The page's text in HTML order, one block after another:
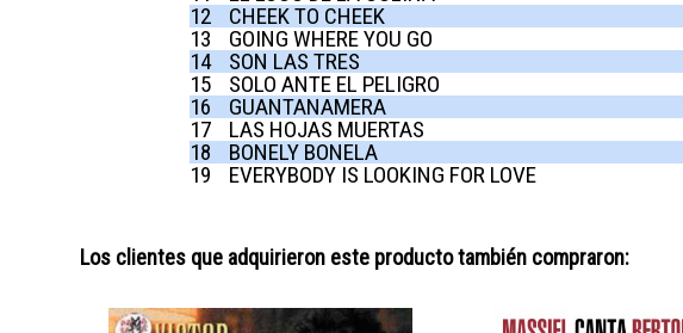
12
CHEEK TO CHEEK
13
GOING WHERE YOU GO
14
SON LAS TRES
15
SOLO ANTE EL PELIGRO
16
GUANTANAMERA
17
LAS HOJAS MUERTAS
18
BONELY BONELA
19
EVERYBODY IS LOOKING FOR LOVE
Los clientes que adquirieron este producto también compraron: